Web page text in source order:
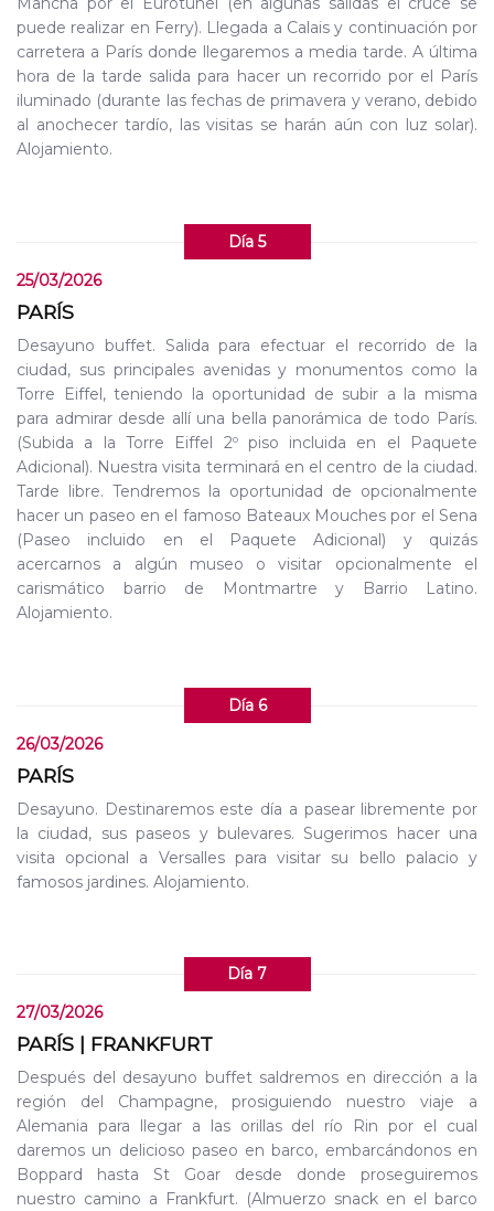
puede realizar en Ferry). Llegada a Calais y continuación por
carretera a París donde llegaremos a media tarde. A última
hora de la tarde salida para hacer un recorrido por el París
iluminado (durante las fechas de primavera y verano, debido
al anochecer tardío, las visitas se harán aún con luz solar).
Alojamiento.
Día 5
25/03/2026
PARÍS
Desayuno buffet. Salida para efectuar el recorrido de la
ciudad, sus principales avenidas y monumentos como la
Torre Eiffel, teniendo la oportunidad de subir a la misma
para admirar desde allí una bella panorámica de todo París.
(Subida a la Torre Eiffel 2º piso incluida en el Paquete
Adicional). Nuestra visita terminará en el centro de la ciudad.
Tarde libre. Tendremos la oportunidad de opcionalmente
hacer un paseo en el famoso Bateaux Mouches por el Sena
(Paseo incluido en el Paquete Adicional) y quizás
acercarnos a algún museo o visitar opcionalmente el
carismático barrio de Montmartre y Barrio Latino.
Alojamiento.
Día 6
26/03/2026
PARÍS
Desayuno. Destinaremos este día a pasear libremente por
la ciudad, sus paseos y bulevares. Sugerimos hacer una
visita opcional a Versalles para visitar su bello palacio y
famosos jardines. Alojamiento.
Día 7
27/03/2026
PARÍS | FRANKFURT
Después del desayuno buffet saldremos en dirección a la
región del Champagne, prosiguiendo nuestro viaje a
Alemania para llegar a las orillas del río Rin por el cual
daremos un delicioso paseo en barco, embarcándonos en
Boppard hasta St Goar desde donde proseguiremos
nuestro camino a Frankfurt. (Almuerzo snack en el barco